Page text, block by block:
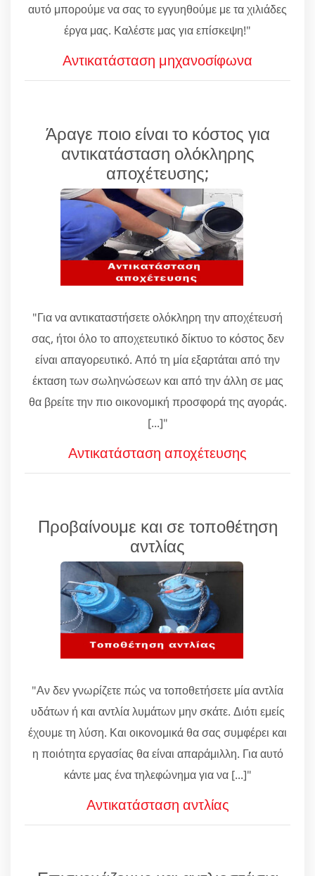
αυτό μπορούμε να σας το εγγυηθούμε με τα χιλιάδες
έργα μας. Καλέστε μας για επίσκεψη!"
Αντικατάσταση μηχανοσίφωνα
Άραγε ποιο είναι το κόστος για
αντικατάσταση ολόκληρης
αποχέτευσης;
"Για να αντικαταστήσετε ολόκληρη την αποχέτευσή
σας, ήτοι όλο το αποχετευτικό δίκτυο το κόστος δεν
είναι απαγορευτικό. Από τη μία εξαρτάται από την
έκταση των σωληνώσεων και από την άλλη σε μας
θα βρείτε την πιο οικονομική προσφορά της αγοράς.
[...]"
Αντικατάσταση αποχέτευσης
Προβαίνουμε και σε τοποθέτηση
αντλίας
"Αν δεν γνωρίζετε πώς να τοποθετήσετε μία αντλία
υδάτων ή και αντλία λυμάτων μην σκάτε. Διότι εμείς
έχουμε τη λύση. Και οικονομικά θα σας συμφέρει και
η ποιότητα εργασίας θα είναι απαράμιλλη. Για αυτό
κάντε μας ένα τηλεφώνημα για να [...]"
Αντικατάσταση αντλίας